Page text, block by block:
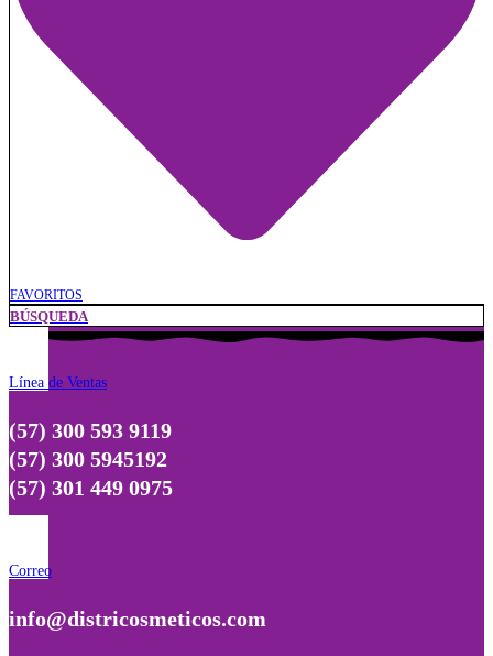
FAVORITOS
BÚSQUEDA
Línea de Ventas
(57) 300 593 9119
(57) 300 5945192
(57) 301 449 0975
Correo
info@districosmeticos.com